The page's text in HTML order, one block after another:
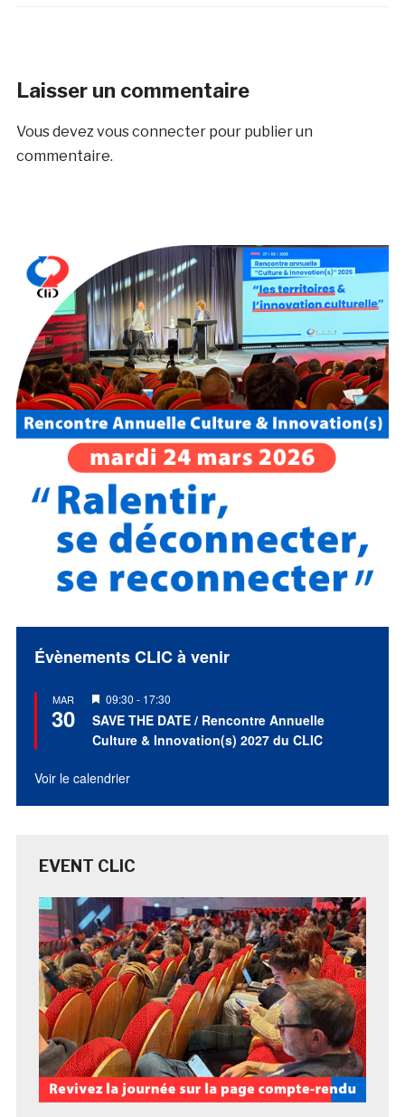
Laisser un commentaire
Vous devez vous connecterpour publier un
commentaire.
Évènements CLIC à venir
MAR
30
Mis
en
avant
09:30 - 17:30
SAVE THE DATE / Rencontre Annuelle
Culture & Innovation(s) 2027 du CLIC
Voir le calendrier
EVENT CLIC